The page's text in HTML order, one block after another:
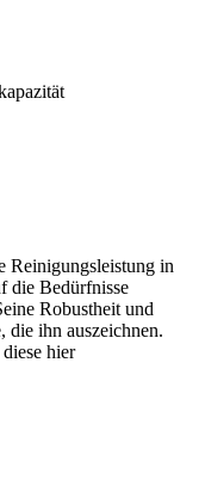
Reinigungsleistung in
die Bedürfnisse
Robustheit und
die ihn auszeichnen.
hier